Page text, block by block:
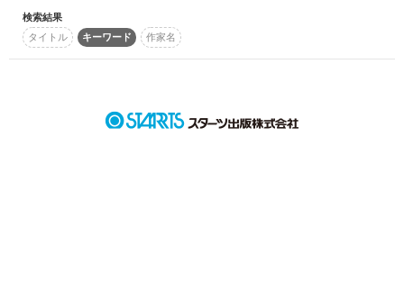
ジャンル
全て 完結 更新中
検索結果
タイトル
キーワード 作家名